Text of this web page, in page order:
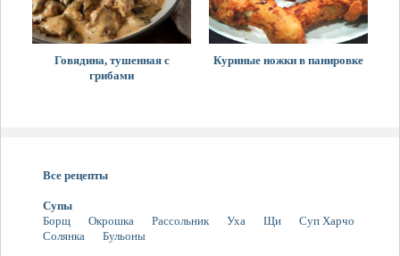
Говядина, тушенная с
грибами
Куриные ножки в панировке
Все рецепты
Супы
Борщ
Окрошка Рассольник Уха Щи
Суп Харчо
Солянка
Бульоны